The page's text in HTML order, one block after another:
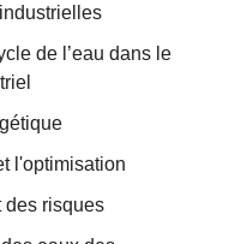
de l’eau dans le
l'optimisation
des risques